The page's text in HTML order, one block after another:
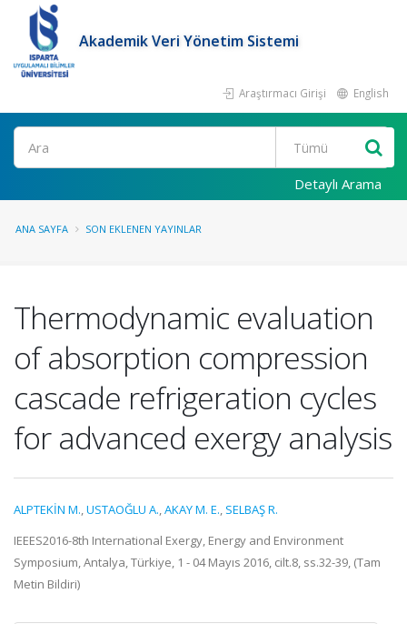
Akademik Veri Yönetim Sistemi
Araştırmacı Girişi English
Ara
Detaylı Arama
ANA SAYFA SON EKLENEN YAYINLAR
Thermodynamic evaluation
of absorption compression
cascade refrigeration cycles
for advanced exergy analysis
ALPTEKİN M.,USTAOĞLU A.,AKAY M. E., SELBAŞ R.
IEEES2016-8th International Exergy, Energy and Environment
Symposium, Antalya, Türkiye, 1 - 04 Mayıs 2016, cilt.8, ss.32-39, (Tam
Metin Bildiri)